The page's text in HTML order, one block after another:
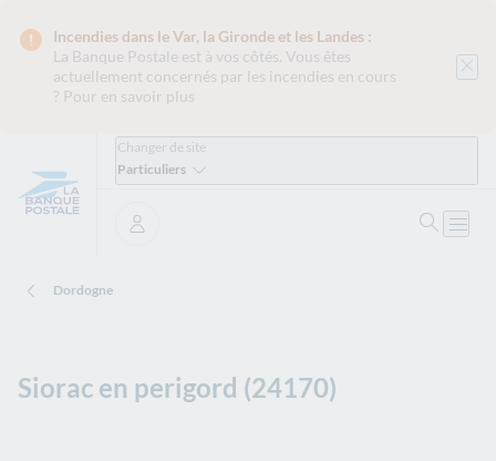
Incendies dans le Var, la Gironde et les Landes :
La Banque Postale est à vos côtés. Vous êtes
actuellement concernés par les incendies en cours
? Pour en savoir plus
Changer de site
Particuliers
Se connecter
Dordogne
Siorac en perigord (24170)